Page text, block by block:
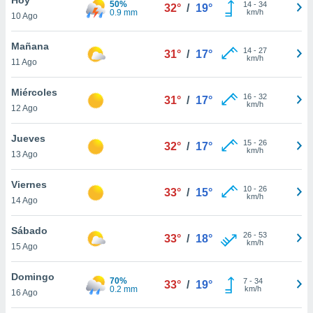
en
más
nuestra
de
cookies
aceptar
10 Ago
50%
0.9 mm
32° / 19° 14- 34
km/h
Mañana
11 Ago
31° / 17° 14- 27
km/h
Miércoles
12 Ago
31° / 17° 16- 32
km/h
Jueves
13 Ago
32° / 17° 15- 26
km/h
Viernes
14 Ago
33° / 15° 10- 26
km/h
Sábado
15 Ago
33° / 18° 26- 53
km/h
Domingo
16 Ago
70%
0.2 mm
33° / 19° 7- 34
km/h